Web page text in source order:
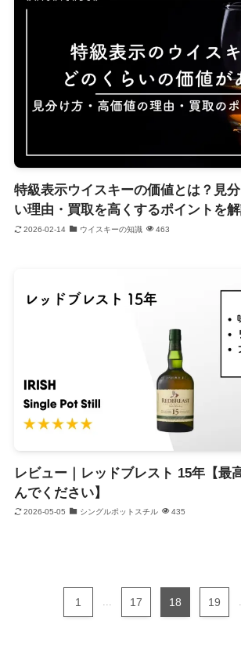
特級表示ウイスキーの価値とは？見
い理由・買取を高くするポイントを
2026-02-14 ウイスキーの知識 463
レビュー｜レッドブレスト 15年【最
んでください】
2026-05-05 シングルポットスチル 435
1 17 18 19